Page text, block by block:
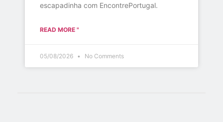
escapadinha com EncontrePortugal.
READ MORE "
05/08/2026 No Comments